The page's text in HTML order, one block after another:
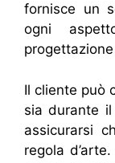
fornisce un
ogni
Il cliente può
sia durante
assicurarsi
regola